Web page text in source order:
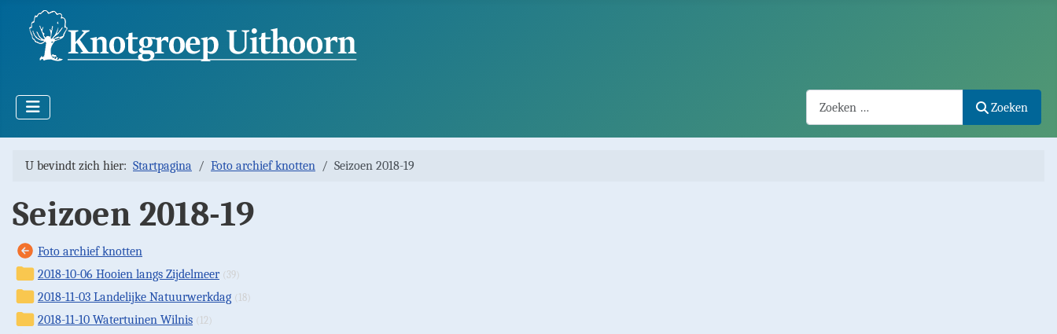
Zoeken
U bevindt zich hier: Startpagina Foto archief knotten Seizoen 2018-19
Seizoen 2018-19
Foto archief knotten
2018-10-06 Hooien langs Zijdelmeer (39)
2018-11-03 Landelijke Natuurwerkdag (18)
2018-11-10 Watertuinen Wilnis (12)